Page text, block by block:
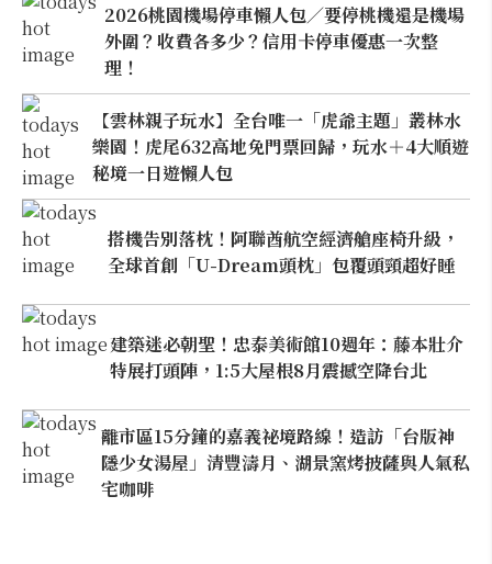
2026桃園機場停車懶人包／要停桃機還是機場
外圍？收費各多少？信用卡停車優惠一次整
理！
【雲林親子玩水】全台唯一「虎爺主題」叢林水
樂園！虎尾632高地免門票回歸，玩水＋4大順遊
秘境一日遊懶人包
搭機告別落枕！阿聯酋航空經濟艙座椅升級，
全球首創「U-Dream頭枕」包覆頭頸超好睡
建築迷必朝聖！忠泰美術館10週年：藤本壯介
特展打頭陣，1:5大屋根8月震撼空降台北
離市區15分鐘的嘉義祕境路線！造訪「台版神
隱少女湯屋」清豐濤月、湖景窯烤披薩與人氣私
宅咖啡